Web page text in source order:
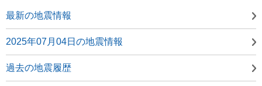
最新の地震情報
2025年07月04日の地震情報
過去の地震履歴